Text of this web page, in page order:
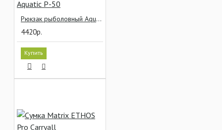
Рюкзак рыболовный Aquatic Р-50
4420р.
Купить